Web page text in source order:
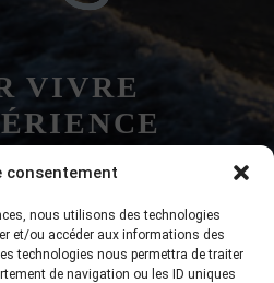
consentement
nous utilisons des technologies
et/ou accéder aux informations des
technologies nous permettra de traiter
de navigation ou les ID uniques
VIVRE
5103